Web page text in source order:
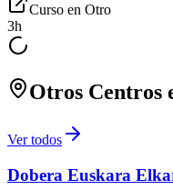
Curso en Otro
3h
Otros Centros
Ver todos
Dobera Euskara